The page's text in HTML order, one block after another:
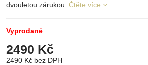
dvouletou zárukou. Čtěte více
Vyprodané
2490 Kč
2490 Kč bez DPH